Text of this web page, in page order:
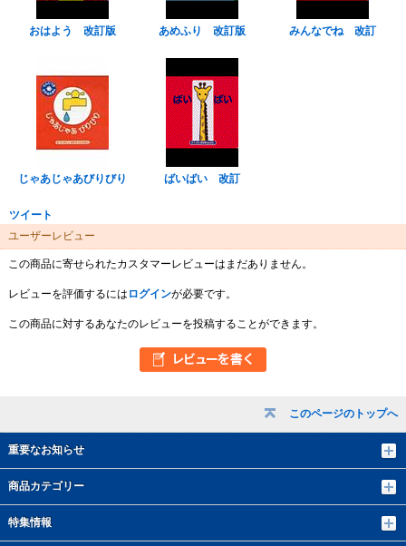
このページのトップへ
重要なお知らせ
商品カテゴリー
特集情報
おはよう 改訂版 あめふり 改訂版 みんなでね 改訂
じゃあじゃあびりびり ばいばい 改訂
ツイート
ユーザーレビュー
この商品に寄せられたカスタマーレビューはまだありません。
レビューを評価するには ログインが必要です。
この商品に対するあなたのレビューを投稿することができます。